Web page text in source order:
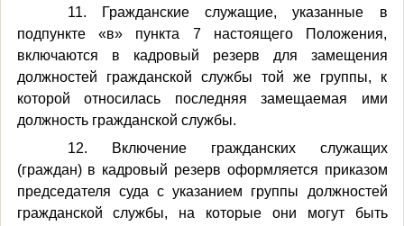
11. Гражданские служащие, указанные в
подпункте «в» пункта 7 настоящего Положения,
включаются в кадровый резерв для замещения
должностей гражданской службы той же группы, к
которой относилась последняя замещаемая ими
должность гражданской службы.
12. Включение гражданских служащих
(граждан) в кадровый резерв оформляется приказом
председателя суда с указанием группы должностей
гражданской службы, на которые они могут быть